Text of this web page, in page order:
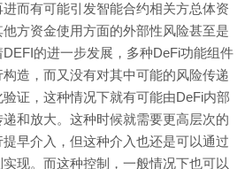
而有可能引发智能合约相关方总体资
方资金使用方面的外部性风险甚至是
的进一步发展，多种DeFi功能组件
造，而又没有对其中可能的风险传递
证，这种情况下就有可能由DeFi内部
和放大。这种时候就需要更高层次的
早介入，但这种介入也还是可以通过
现。而这种控制，一般情况下也可以